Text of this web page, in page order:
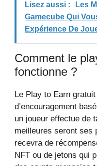
Lisez aussi :
Les
Gamecube Qui
Expérience De
Comment le
fonctionne ?
Le Play to Earn
d’encouragement
un joueur effectue de
meilleures seront ses
recevra de
NFT ou de jetons qui